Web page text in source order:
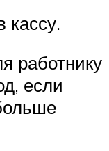
кассу.
работнику
если